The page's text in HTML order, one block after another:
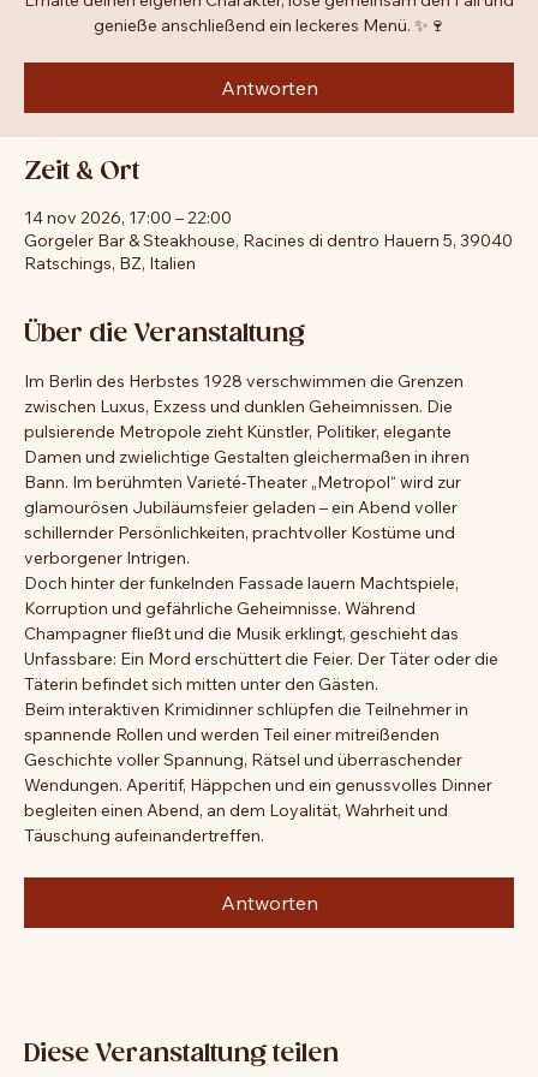
Spannung, Genuss und ein Abend voller Geheimnisse.
genieße anschließend ein leckeres Menü. ✨🍷
Zeit & Ort
14 nov 2026, 17:00 – 22:00
Über die Veranstaltung
Im Berlin des Herbstes 1928 verschwimmen die Grenzen
zwischen Luxus, Exzess und dunklen Geheimnissen. Die
pulsierende Metropole zieht Künstler, Politiker, elegante
Damen und zwielichtige Gestalten gleichermaßen in ihren
Bann. Im berühmten Varieté-Theater „Metropol“ wird zur
glamourösen Jubiläumsfeier geladen – ein Abend voller
schillernder Persönlichkeiten, prachtvoller Kostüme und
verborgener Intrigen.
Doch hinter der funkelnden Fassade lauern Machtspiele,
Korruption und gefährliche Geheimnisse. Während
Champagner fließt und die Musik erklingt, geschieht das
Unfassbare: Ein Mord erschüttert die Feier. Der Täter oder die
Täterin befindet sich mitten unter den Gästen.
Beim interaktiven Krimidinner schlüpfen die Teilnehmer in
spannende Rollen und werden Teil einer mitreißenden
Geschichte voller Spannung, Rätsel und überraschender
Wendungen. Aperitif, Häppchen und ein genussvolles Dinner
Täuschung aufeinandertreffen.